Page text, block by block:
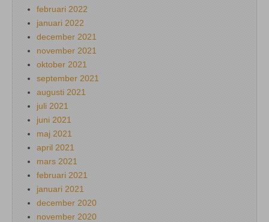
februari 2022
januari 2022
december 2021
november 2021
oktober 2021
september 2021
augusti 2021
juli 2021
juni 2021
maj 2021
april 2021
mars 2021
februari 2021
januari 2021
december 2020
november 2020